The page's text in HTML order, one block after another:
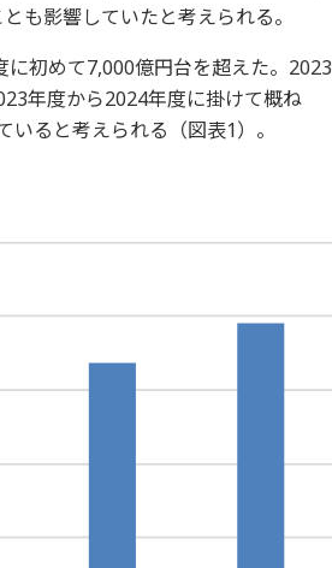
も影響していたと考えられる。
初めて7,000億円台を超えた。2023
年度から2024年度に掛けて概ね
ると考えられる（図表1）。